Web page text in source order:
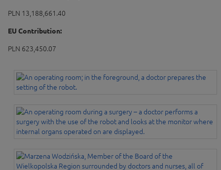
PLN 13,188,661.40
EU Contribution:
PLN 623,450.07